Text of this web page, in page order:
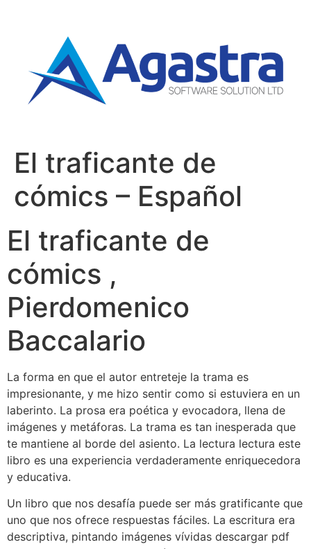
El traficante de
cómics – Español
El traficante de
cómics ,
Pierdomenico
Baccalario
La forma en que el autor entreteje la trama es
impresionante, y me hizo sentir como si estuviera en un
laberinto. La prosa era poética y evocadora, llena de
imágenes y metáforas. La trama es tan inesperada que
te mantiene al borde del asiento. La lectura lectura este
libro es una experiencia verdaderamente enriquecedora
y educativa.
Un libro que nos desafía puede ser más gratificante que
uno que nos ofrece respuestas fáciles. La escritura era
descriptiva, pintando imágenes vívidas descargar pdf